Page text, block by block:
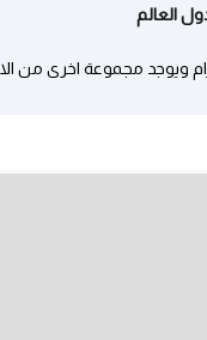
العالم
فرعونى - جوهرة العصور القديمة الوزن 136